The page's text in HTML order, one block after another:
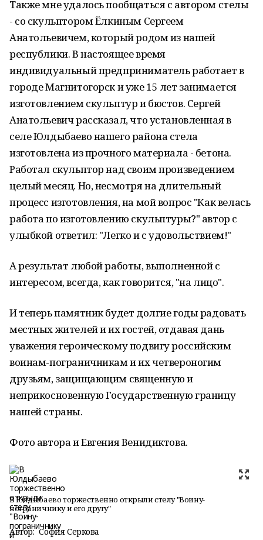
Также мне удалось пообщаться с автором стелы
- со скульптором Ёлкиным Сергеем
Анатольевичем, который родом из нашей
республики. В настоящее время
индивидуальный предприниматель работает в
городе Магнитогорск и уже 15 лет занимается
изготовлением скульптур и бюстов. Сергей
Анатольевич рассказал, что установленная в
селе Юлдыбаево нашего района стела
изготовлена из прочного материала - бетона.
Работал скульптор над своим произведением
целый месяц. Но, несмотря на длительный
процесс изготовления, на мой вопрос "Как велась
работа по изготовлению скульптуры?" автор с
улыбкой ответил: "Легко и с удовольствием!"
А результат любой работы, выполненной с
интересом, всегда, как говорится, "на лицо".
И теперь памятник будет долгие годы радовать
местных жителей и их гостей, отдавая дань
уважения героическому подвигу российским
воинам-пограничникам и их четвероногим
друзьям, защищающим священную и
неприкосновенную Государственную границу
нашей страны.
Фото автора и Евгения Венидиктова.
В Юлдыбаево торжественно открыли стелу "Воину-
пограничнику и его другу"
Автор: София Серкова